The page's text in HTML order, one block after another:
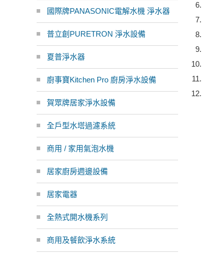
國際牌PANASONIC電解水機 淨水器
普立創PURETRON 淨水設備
夏普淨水器
廚事寶Kitchen Pro 廚房淨水設備
賀眾牌居家淨水設備
全戶型水塔過濾系統
商用 / 家用氣泡水機
居家廚房週邊設備
居家電器
全熱式開水機系列
商用及餐飲淨水系統